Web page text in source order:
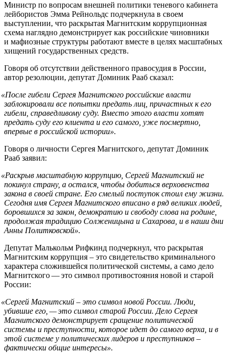
Министр по вопросам внешней политики теневого кабинета
лейбористов Эмма Рейнольдс подчеркнула в своем
выступлении, что раскрытая Магнитским коррупционная
схема наглядно демонстрирует как российские чиновники
и мафиозные структуры работают вместе в целях масштабных
хищений государственных средств.
Говоря об отсутствии действенного правосудия в России,
автор резолюции, депутат Доминик Рааб сказал:
«После гибели Сергея Магнитского российские власти
заблокировали все попытки предать лиц, причастных к его
гибели, справедливому суду. Вместо этого власти хотят
предать суду его клиента и его самого, уже посмертно,
впервые в российской истории».
Говоря о личности Сергея Магнитского, депутат Доминик
Рааб заявил:
«Раскрыв масштабную коррупцию, Сергей Магнитский не
покинул страну, а остался, чтобы добиться верховенства
закона в своей стране. Его смелый поступок стоил ему жизни.
Сегодня имя Сергея Магнитского вписано в ряд великих людей,
боровшихся за закон, демократию и свободу слова на родине,
продолжая традицию Солженицына и Сахарова, и в наши дни
Анны Политковской».
Депутат Малькольм Рифкинд подчеркнул, что раскрытая
Магнитским коррупция – это свидетельство криминального
характера сложившейся политической системы, а само дело
Магнитского — это символ противостояния новой и старой
России:
«Сергей Магнитский – это символ новой России. Люди,
убившие его, — это символ старой России. Дело Сергея
Магнитского демонстрирует сращение политической
системы и преступности, которое идет до самого верха, и в
этой системе у политических лидеров и преступников –
фактически общие интересы».